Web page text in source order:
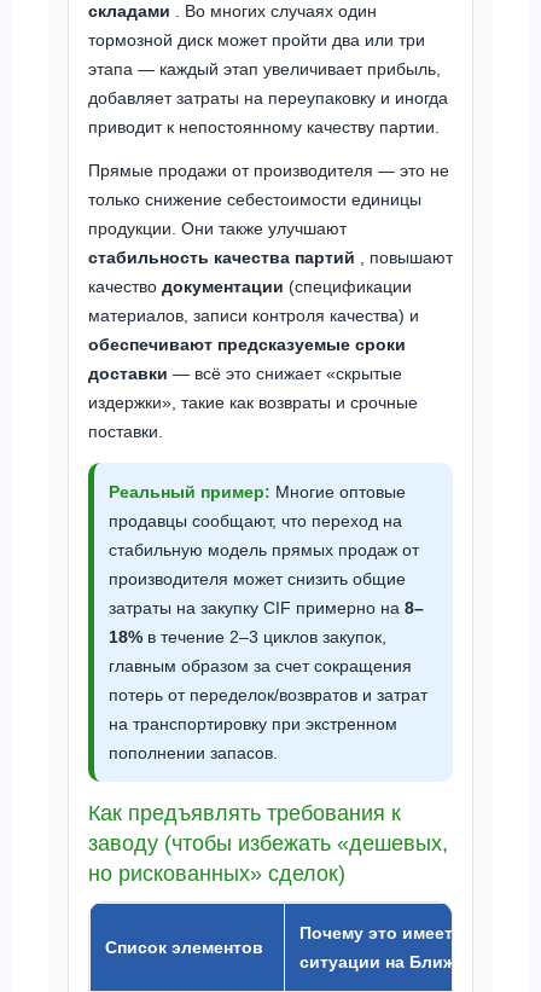
складами . Во многих случаях один
тормозной диск может пройти два или три
этапа — каждый этап увеличивает прибыль,
добавляет затраты на переупаковку и иногда
приводит к непостоянному качеству партии.
Прямые продажи от производителя — это не
только снижение себестоимости единицы
продукции. Они также улучшают
стабильность качества партий , повышают
качество документации (спецификации
материалов, записи контроля качества) и
обеспечивают предсказуемые сроки
доставки — всё это снижает «скрытые
издержки», такие как возвраты и срочные
поставки.
Реальный пример: Многие оптовые
продавцы сообщают, что переход на
стабильную модель прямых продаж от
производителя может снизить общие
затраты на закупку CIF примерно на 8–
18% в течение 2–3 циклов закупок,
главным образом за счет сокращения
потерь от переделок/возвратов и затрат
на транспортировку при экстренном
пополнении запасов.
Как предъявлять требования к
заводу (чтобы избежать «дешевых,
но рискованных» сделок)
Список элементов
Почему это имеет
ситуации на Ближнем